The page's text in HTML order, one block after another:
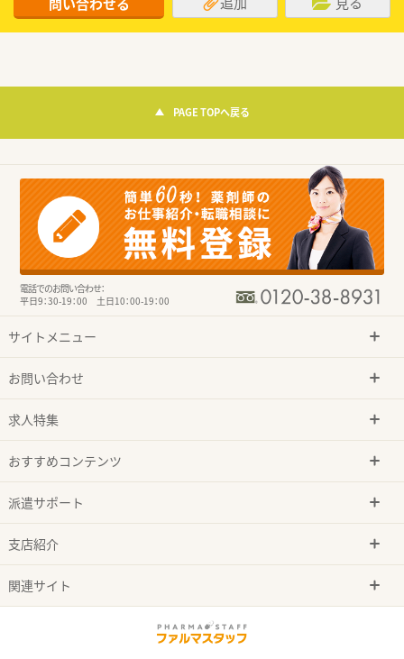
PAGE TOPへ戻る
電話でのお問い合わせ：
平日9：30-19：00 土日10：00-19：00
サイトメニュー
お問い合わせ
求人特集
おすすめコンテンツ
派遣サポート
支店紹介
関連サイト